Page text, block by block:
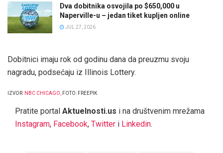
Dva dobitnika osvojila po $650,000 u
Naperville-u – jedan tiket kupljen online
JUL 27, 2026
Dobitnici imaju rok od godinu dana da preuzmu svoju
nagradu, podsećaju iz Illinois Lottery.
IZVOR: NBC CHICAGO FOTO: FREEPIK
Pratite portal Aktuelnosti.us i na društvenim mrežama
Instagram, Facebook, Twitter i Linkedin.